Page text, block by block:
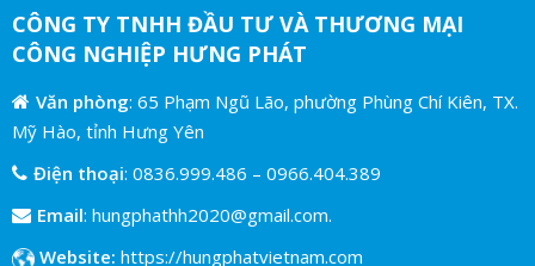
CÔNG TY TNHH ĐẦU TƯ VÀ THƯƠNG MẠI
CÔNG NGHIỆP HƯNG PHÁT
Văn phòng: 65 Phạm Ngũ Lão, phường Phùng Chí Kiên, TX.
Mỹ Hào, tỉnh Hưng Yên
Điện thoại: 0836.999.486 – 0966.404.389
Email: hungphathh2020@gmail.com.
Website: https://hungphatvietnam.com